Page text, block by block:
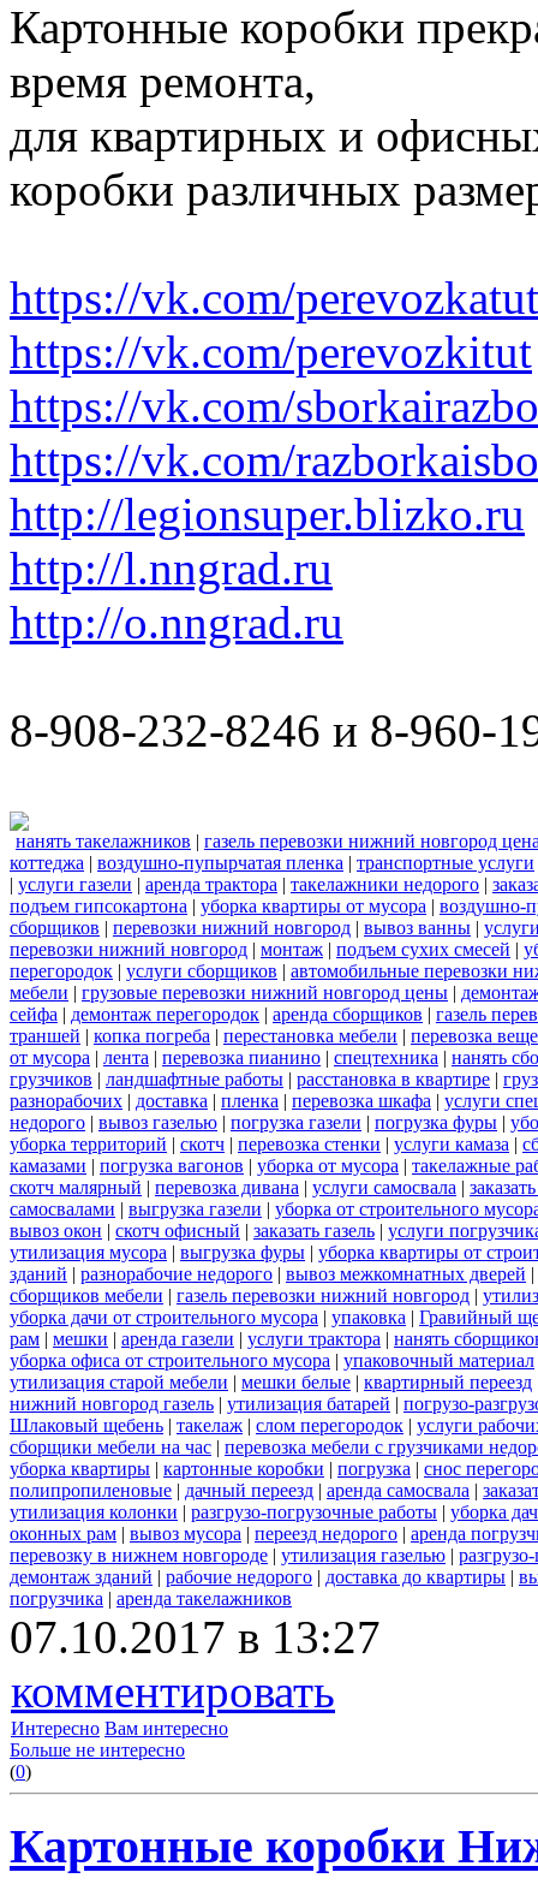
Картонные коробки
время ремонта,
для квартирных и
коробки различных
https://vk.com/perevozkatut
https://vk.com/perevozkitut
https://vk.com/
https://vk.com/
http://legionsuper.blizko.ru
http://l.nngrad.ru
http://o.nngrad.ru
8-908-232-8246 и 8-960-
нанять такелажников | газель перевозки нижний новгород
коттеджа | воздушно-пупырчатая пленка | транспортные услуги
| услуги газели | аренда трактора | такелажники недорого |
подъем гипсокартона | уборка квартиры от мусора | воздушно-
сборщиков | перевозки нижний новгород | вывоз ванны |
перевозки нижний новгород | монтаж | подъем сухих смесей |
перегородок | услуги сборщиков | автомобильные перевозки
мебели | грузовые перевозки нижний новгород цены |
сейфа | демонтаж перегородок | аренда сборщиков | газель
траншей | копка погреба | перестановка мебели | перевозка
от мусора | лента | перевозка пианино | спецтехника | нанять
грузчиков | ландшафтные работы | расстановка в квартире |
разнорабочих | доставка | пленка | перевозка шкафа | услуги
недорого | вывоз газелью | погрузка газели | погрузка фуры |
уборка территорий | скотч | перевозка стенки | услуги камаза |
камазами | погрузка вагонов | уборка от мусора | такелажные
скотч малярный | перевозка дивана | услуги самосвала |
самосвалами | выгрузка газели | уборка от строительного
вывоз окон | скотч офисный | заказать газель | услуги
утилизация мусора | выгрузка фуры | уборка квартиры от
зданий | разнорабочие недорого | вывоз межкомнатных дверей |
сборщиков мебели | газель перевозки нижний новгород |
уборка дачи от строительного мусора | упаковка | Гравийный
рам | мешки | аренда газели | услуги трактора | нанять
уборка офиса от строительного мусора | упаковочный материал
утилизация старой мебели | мешки белые | квартирный переезд
нижний новгород газель | утилизация батарей | погрузо-
Шлаковый щебень | такелаж | слом перегородок | услуги
сборщики мебели на час | перевозка мебели с грузчиками
уборка квартиры | картонные коробки | погрузка | снос
полипропиленовые | дачный переезд | аренда самосвала |
утилизация колонки | разгрузо-погрузочные работы | уборка
оконных рам | вывоз мусора | переезд недорого | аренда
перевозку в нижнем новгороде | утилизация газелью |
демонтаж зданий | рабочие недорого | доставка до квартиры |
погрузчика | аренда такелажников
07.10.2017 в 13:27
комментировать
Интересно Вам интересно
Больше не интересно
(0)
Картонные коробки